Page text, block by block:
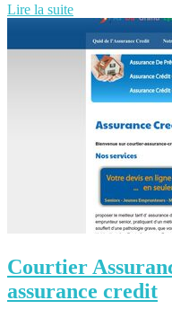
Lire la suite
Courtier
assurance credit